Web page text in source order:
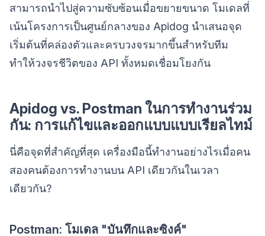
สามารถนำไปสู่ความซับซ้อนเมื่อขยายขนาด โมเดลที่
เน้นโครงการเป็นศูนย์กลางของ Apidog นำเสนอจุด
เริ่มต้นที่คล่องตัวและครบวงจรมากขึ้นสำหรับทีม
ทำให้วงจรชีวิตของ API ทั้งหมดเชื่อมโยงกัน
Apidog vs. Postman ในการทำงานร่วม
กัน: การแก้ไขและออกแบบแบบเรียลไทม์
นี่คือจุดที่สำคัญที่สุด เครื่องมือนี้ทำงานอย่างไรเมื่อคน
สองคนต้องการทำงานบน API เดียวกันในเวลา
เดียวกัน?
Postman: โมเดล "บันทึกและซิงค์"